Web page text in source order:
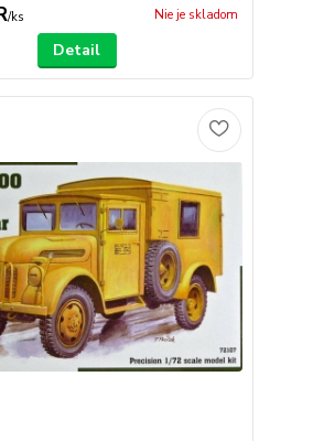
/ks Nie je skladom
Detail